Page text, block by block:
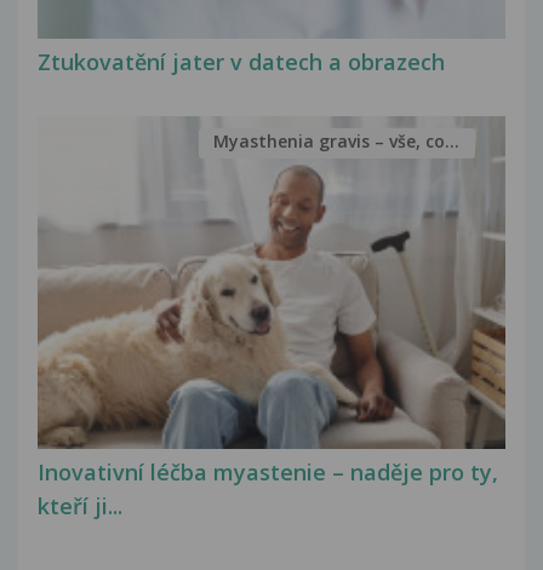
Ztukovatění jater v datech a obrazech
Inovativní léčba myastenie – naděje pro ty,
kteří ji...
Myasthenia gravis – vše, co...